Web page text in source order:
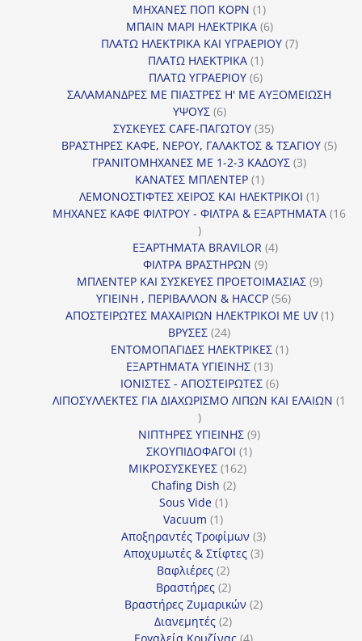
ΜΗΧΑΝΕΣ ΠΟΠ ΚΟΡΝ 11
προϊόν
ΜΠΑΙΝ ΜΑΡΙ ΗΛΕΚΤΡΙΚΑ 66
προϊόντα
ΠΛΑΤΩ ΗΛΕΚΤΡΙΚΑ ΚΑΙ ΥΓΡΑΕΡΙΟΥ 77
ΠΛΑΤΩ ΗΛΕΚΤΡΙΚΑ 11
προϊόν
ΠΛΑΤΩ ΥΓΡΑΕΡΙΟΥ 66
προϊόντα
ΣΑΛΑΜΑΝΔΡΕΣ ΜΕ ΠΙΑΣΤΡΕΣ Η' ΜΕ ΑΥΞΟΜΕΙΩΣΗ
ΥΨΟΥΣ 66
προϊόντα
ΣΥΣΚΕΥΕΣ CAFE-ΠΑΓΩΤΟΥ 3535
προϊόντα
ΒΡΑΣΤΗΡΕΣ ΚΑΦΕ, ΝΕΡΟΥ, ΓΑΛΑΚΤΟΣ & ΤΣΑΓΙΟΥ 55
ΓΡΑΝΙΤΟΜΗΧΑΝΕΣ ΜΕ 1-2-3 ΚΑΔΟΥΣ 33
ΚΑΝΑΤΕΣ ΜΠΛΕΝΤΕΡ 11
προϊόν
ΛΕΜΟΝΟΣΤΙΦΤΕΣ ΧΕΙΡΟΣ ΚΑΙ ΗΛΕΚΤΡΙΚΟΙ 11
προϊόν
ΜΗΧΑΝΕΣ ΚΑΦΕ ΦΙΛΤΡΟΥ - ΦΙΛΤΡΑ & ΕΞΑΡΤΗΜΑΤΑ 16
16
προϊόντα
ΕΞΑΡΤΗΜΑΤΑ BRAVILOR 44
ΦΙΛΤΡΑ ΒΡΑΣΤΗΡΩΝ 99
προϊόντα
ΜΠΛΕΝΤΕΡ ΚΑΙ ΣΥΣΚΕΥΕΣ ΠΡΟΕΤΟΙΜΑΣΙΑΣ 99
ΥΓΙΕΙΝΗ , ΠΕΡΙΒΑΛΛΟΝ & HACCP 5656
προϊόντα
ΑΠΟΣΤΕΙΡΩΤΕΣ ΜΑΧΑΙΡΙΩΝ ΗΛΕΚΤΡΙΚΟΙ ΜΕ UV 11
ΒΡΥΣΕΣ 2424
προϊόντα
ΕΝΤΟΜΟΠΑΓΙΔΕΣ ΗΛΕΚΤΡΙΚΕΣ 11
ΕΞΑΡΤΗΜΑΤΑ ΥΓΙΕΙΝΗΣ 1313
προϊόντα
ΙΟΝΙΣΤΕΣ - ΑΠΟΣΤΕΙΡΩΤΕΣ 66
προϊόντα
ΛΙΠΟΣΥΛΛΕΚΤΕΣ ΓΙΑ ΔΙΑΧΩΡΙΣΜΟ ΛΙΠΩΝ ΚΑΙ ΕΛΑΙΩΝ 1
1
προϊόν
ΝΙΠΤΗΡΕΣ ΥΓΙΕΙΝΗΣ 99
ΣΚΟΥΠΙΔΟΦΑΓΟΙ 11
ΜΙΚΡΟΣΥΣΚΕΥΕΣ 162162
Chafing Dish 22
Sous Vide 11
Vacuum 11
προϊόν
Αποξηραντές Τροφίμων 33
προϊόντα
Αποχυμωτές & Στίφτες 33
Βαφλιέρες 22
προϊόντα
Βραστήρες 22
προϊόντα
Βραστήρες Ζυμαρικών 22
Διανεμητές 22
προϊόντα
Εργαλεία Κουζίνας 44